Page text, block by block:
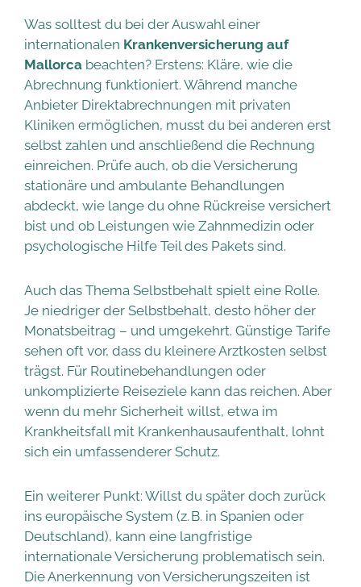
Was solltest du bei der Auswahl einer
internationalen Krankenversicherung auf
Mallorca beachten? Erstens: Kläre, wie die
Abrechnung funktioniert. Während manche
Anbieter Direktabrechnungen mit privaten
Kliniken ermöglichen, musst du bei anderen erst
selbst zahlen und anschließend die Rechnung
einreichen. Prüfe auch, ob die Versicherung
stationäre und ambulante Behandlungen
abdeckt, wie lange du ohne Rückreise versichert
bist und ob Leistungen wie Zahnmedizin oder
psychologische Hilfe Teil des Pakets sind.
Auch das Thema Selbstbehalt spielt eine Rolle.
Je niedriger der Selbstbehalt, desto höher der
Monatsbeitrag – und umgekehrt. Günstige Tarife
sehen oft vor, dass du kleinere Arztkosten selbst
trägst. Für Routinebehandlungen oder
unkomplizierte Reiseziele kann das reichen. Aber
wenn du mehr Sicherheit willst, etwa im
Krankheitsfall mit Krankenhausaufenthalt, lohnt
sich ein umfassenderer Schutz.
Ein weiterer Punkt: Willst du später doch zurück
ins europäische System (z. B. in Spanien oder
Deutschland), kann eine langfristige
internationale Versicherung problematisch sein.
Die Anerkennung von Versicherungszeiten ist